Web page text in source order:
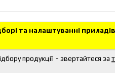
та налаштуванні
продукції - звертайтеся за